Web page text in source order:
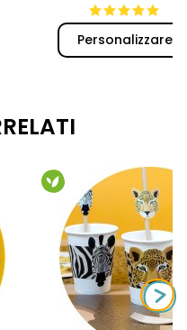
Personalizzare